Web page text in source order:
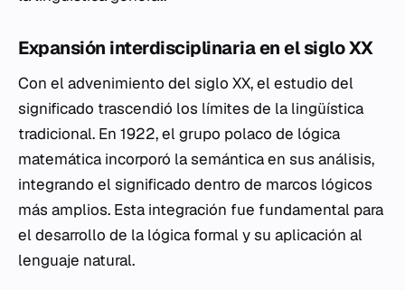
Expansión interdisciplinaria en el siglo XX
Con el advenimiento del siglo XX, el estudio del
significado trascendió los límites de la lingüística
tradicional. En 1922, el grupo polaco de lógica
matemática incorporó la semántica en sus análisis,
integrando el significado dentro de marcos lógicos
más amplios. Esta integración fue fundamental para
el desarrollo de la lógica formal y su aplicación al
lenguaje natural.